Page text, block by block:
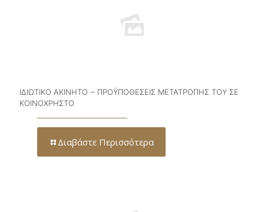
ΙΔΙΩΤΙΚΟ ΑΚΙΝΗΤΟ – ΠΡΟΫΠΟΘΕΣΕΙΣ ΜΕΤΑΤΡΟΠΗΣ ΤΟΥ ΣΕ
ΚΟΙΝΟΧΡΗΣΤΟ
Διαβάστε Περισσότερα